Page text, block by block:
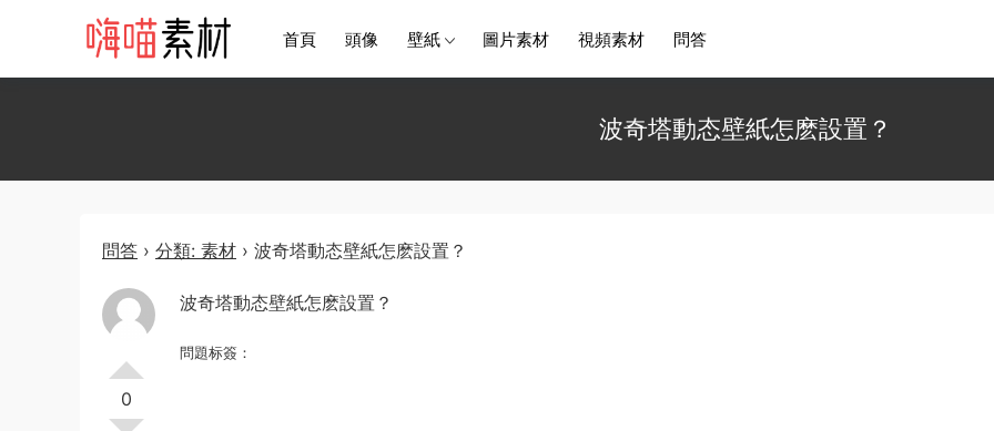
首頁 頭像 壁紙 圖片素材 視頻素材 問答
波奇塔動态壁紙怎麽設置？
問答 › 分類: 素材 › 波奇塔動态壁紙怎麽設置？
0
波奇塔動态壁紙怎麽設置？
問題标簽：